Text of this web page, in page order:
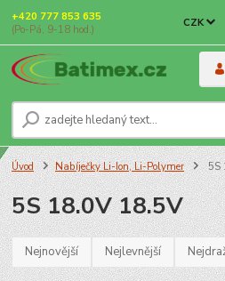
CZK
+420 777 853 635
(Po-Pá, 9-18 hod.)
Úvod Nabíječky Li-Ion, Li-Polymer 5S
5S 18.0V 18.5V
Nejnovější Nejlevnější